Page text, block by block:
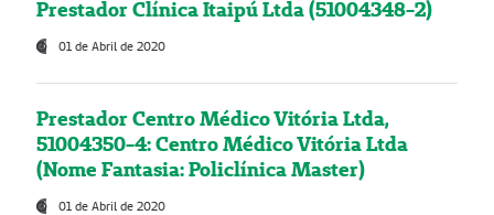
Prestador Clínica Itaipú Ltda (51004348-2)
01 de Abril de 2020
Prestador Centro Médico Vitória Ltda,
51004350-4: Centro Médico Vitória Ltda
(Nome Fantasia: Policlínica Master)
01 de Abril de 2020